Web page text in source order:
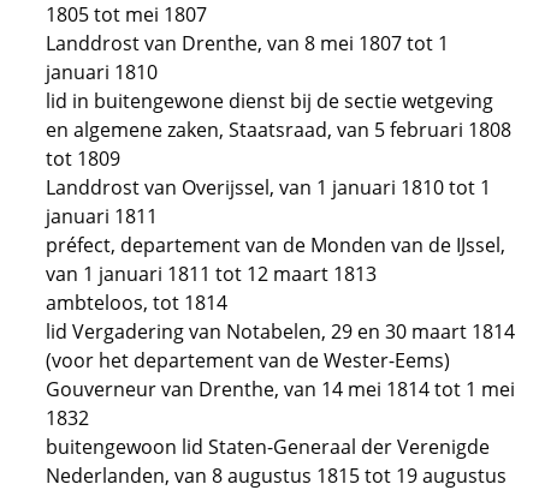
1805 tot mei 1807
Landdrost van Drenthe, van 8 mei 1807 tot 1
januari 1810
lid in buitengewone dienst bij de sectie wetgeving
en algemene zaken, Staatsraad, van 5 februari 1808
tot 1809
Landdrost van Overijssel, van 1 januari 1810 tot 1
januari 1811
préfect, departement van de Monden van de IJssel,
van 1 januari 1811 tot 12 maart 1813
ambteloos, tot 1814
lid Vergadering van Notabelen, 29 en 30 maart 1814
(voor het departement van de Wester-Eems)
Gouverneur van Drenthe, van 14 mei 1814 tot 1 mei
1832
buitengewoon lid Staten-Generaal der Verenigde
Nederlanden, van 8 augustus 1815 tot 19 augustus